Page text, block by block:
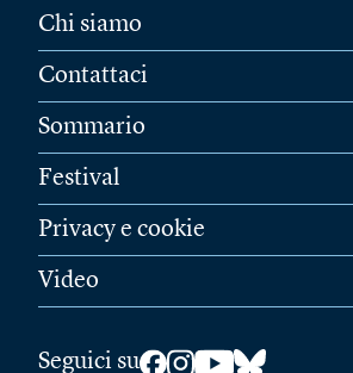
Chi siamo
Contattaci
Sommario
Festival
Privacy e cookie
Video
Seguici su